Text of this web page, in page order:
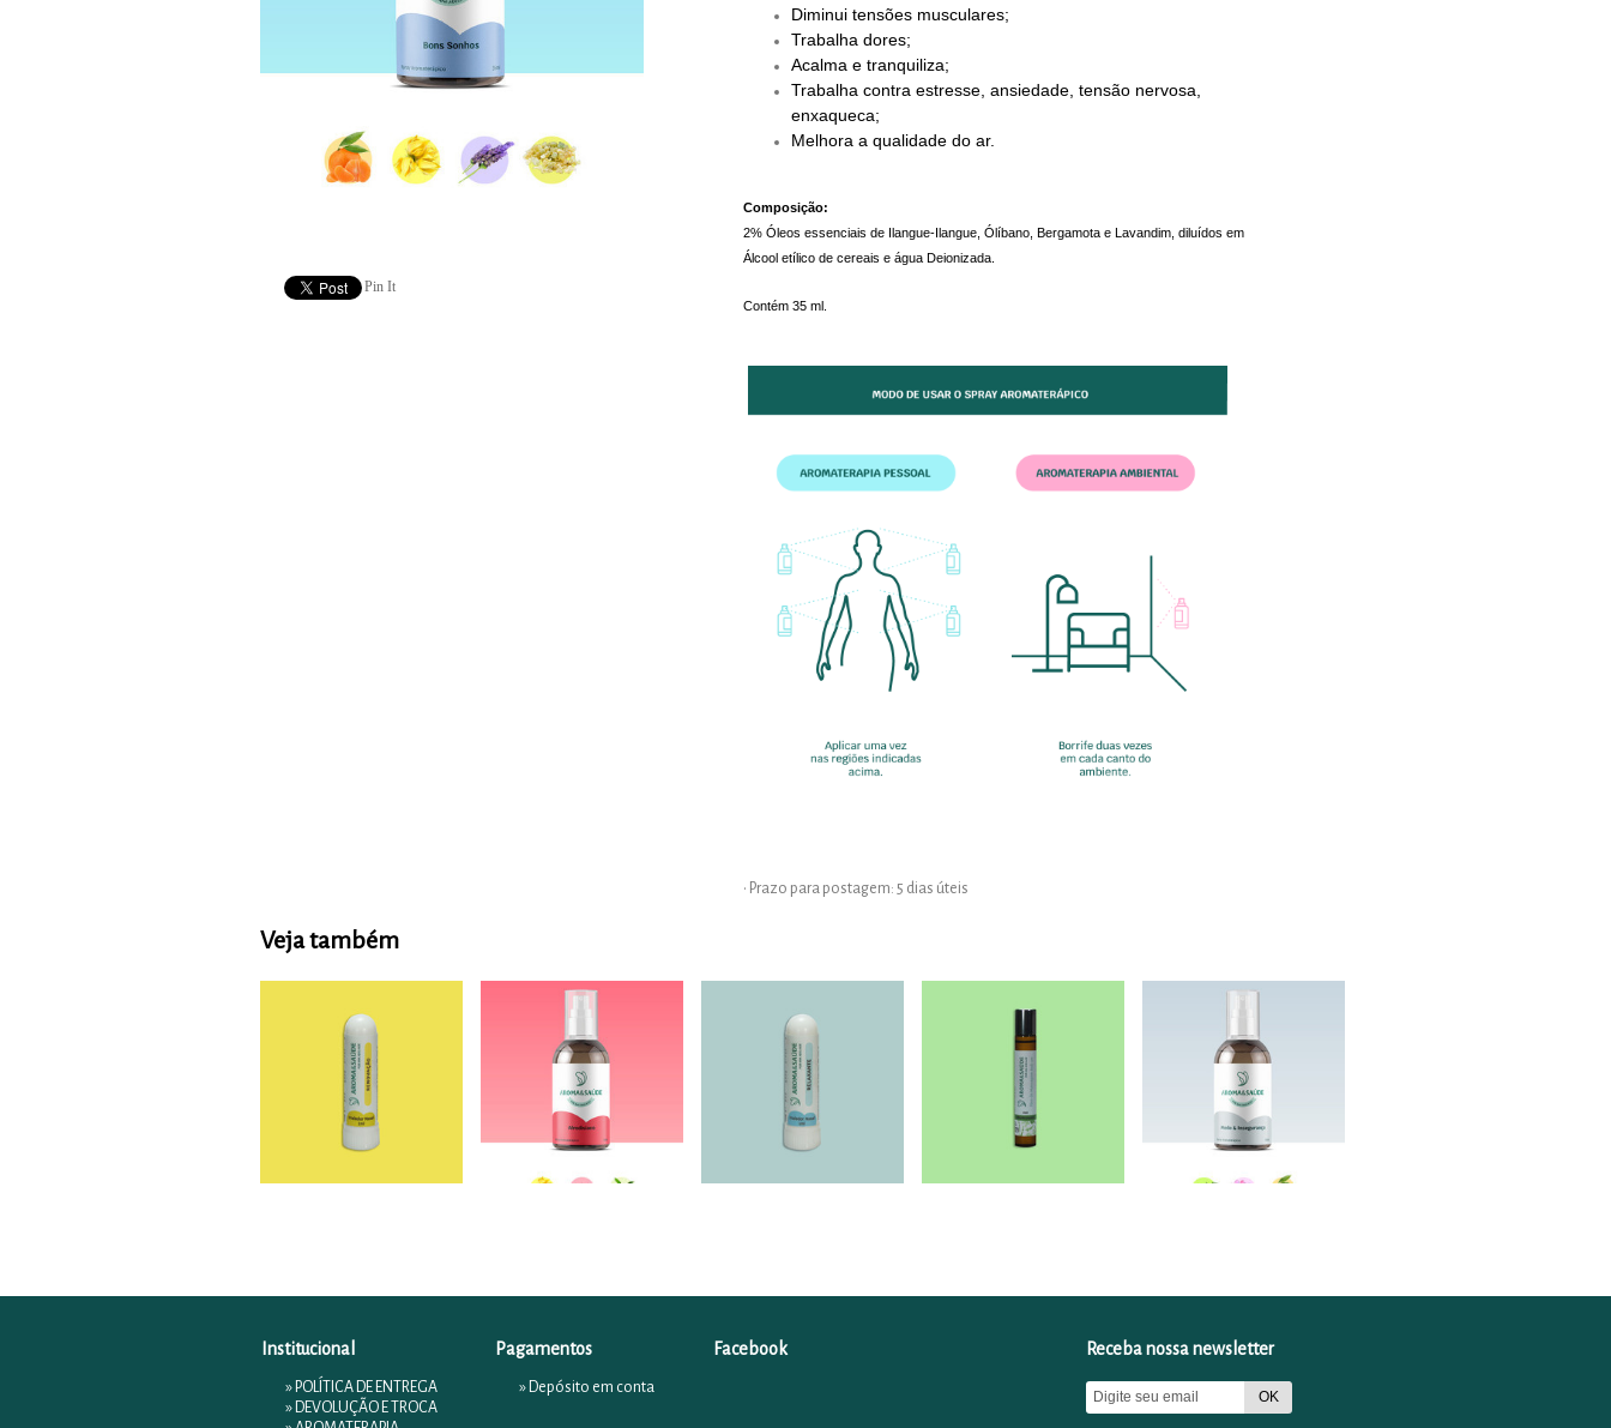
Pin It
Diminui tensões musculares;
Trabalha dores;
Acalma e tranquiliza;
Trabalha contra estresse, ansiedade, tensão nervosa,
enxaqueca;
Melhora a qualidade do ar.
Composição:
2% Óleos essenciais de Ilangue-Ilangue, Ólíbano, Bergamota e Lavandim, diluídos em
Álcool etílico de cereais e água Deionizada.
Contém 35 ml.
• Prazo para postagem: 5 dias úteis
Veja também
Institucional
» POLÍTICA DE ENTREGA
» DEVOLUÇÃO E TROCA
Pagamentos
» Depósito em conta
Facebook Receba nossa newsletter